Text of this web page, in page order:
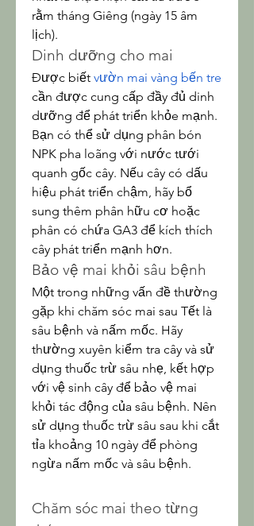
rằm tháng Giêng (ngày 15 âm
lịch).
Dinh dưỡng cho mai
Được biết vườn mai vàng bến tre
cần được cung cấp đầy đủ dinh
dưỡng để phát triển khỏe mạnh.
Bạn có thể sử dụng phân bón
NPK pha loãng với nước tưới
quanh gốc cây. Nếu cây có dấu
hiệu phát triển chậm, hãy bổ
sung thêm phân hữu cơ hoặc
phân có chứa GA3 để kích thích
cây phát triển mạnh hơn.
Bảo vệ mai khỏi sâu bệnh
Một trong những vấn đề thường
gặp khi chăm sóc mai sau Tết là
sâu bệnh và nấm mốc. Hãy
thường xuyên kiểm tra cây và sử
dụng thuốc trừ sâu nhẹ, kết hợp
với vệ sinh cây để bảo vệ mai
khỏi tác động của sâu bệnh. Nên
sử dụng thuốc trừ sâu sau khi cắt
tỉa khoảng 10 ngày để phòng
ngừa nấm mốc và sâu bệnh.
Chăm sóc mai theo từng